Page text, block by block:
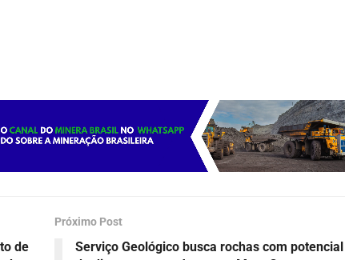
de
Próximo Post
Serviço Geológico busca rochas com potencial